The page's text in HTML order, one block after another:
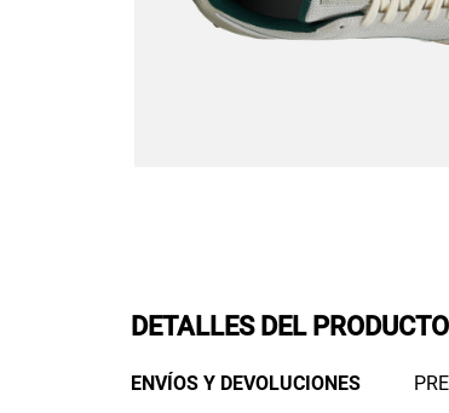
DETALLES DEL PRODUCTO
ENVÍOS Y DEVOLUCIONES